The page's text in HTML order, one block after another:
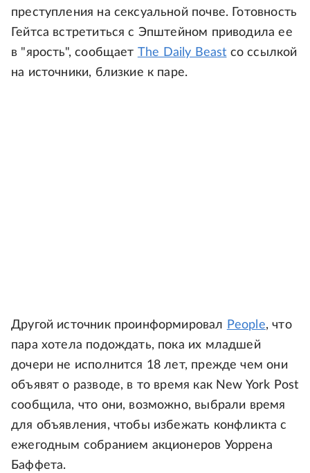
преступления на сексуальной почве. Готовность
Гейтса встретиться с Эпштейном приводила ее
в "ярость", сообщает
The Daily Beast со ссылкой
на источники, близкие к паре.
Другой источник проинформировал People, что
пара хотела подождать, пока их младшей
дочери не исполнится 18 лет, прежде чем они
объявят о разводе, в то время как New York Post
сообщила, что они, возможно, выбрали время
для объявления, чтобы избежать конфликта с
ежегодным собранием акционеров Уоррена
Баффета.